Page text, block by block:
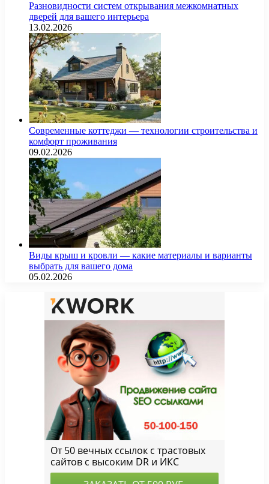
Разновидности систем открывания межкомнатных
дверей для вашего интерьера
13.02.2026
Современные коттеджи — технологии строительства и
комфорт проживания
09.02.2026
Виды крыш и кровли — какие материалы и варианты
выбрать для вашего дома
05.02.2026